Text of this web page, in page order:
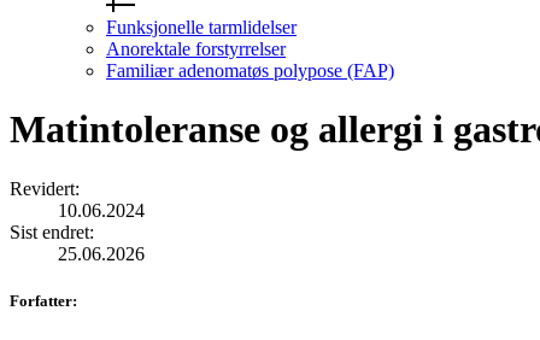
Funksjonelle tarmlidelser
Anorektale forstyrrelser
Familiær adenomatøs polypose (FAP)
Matintoleranse og allergi i
Revidert:
10.06.2024
Sist endret:
25.06.2026
Forfatter: